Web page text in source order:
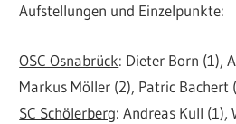
Aufstellungen und Einzelpunkte:
OSC Osnabrück: Dieter Born (1),
Markus Möller (2), Patric Bachert
SC Schölerberg: Andreas Kull (1),